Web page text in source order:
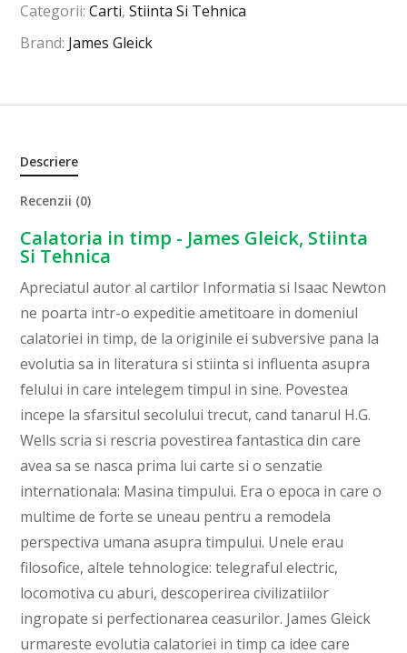
Categorii:Carti,Stiinta Si Tehnica
Brand: James Gleick
Descriere
Recenzii (0)
Calatoria in timp - James Gleick, Stiinta
Si Tehnica
Apreciatul autor al cartilor Informatia si Isaac Newton
ne poarta intr-o expeditie ametitoare in domeniul
calatoriei in timp, de la originile ei subversive pana la
evolutia sa in literatura si stiinta si influenta asupra
felului in care intelegem timpul in sine. Povestea
incepe la sfarsitul secolului trecut, cand tanarul H.G.
Wells scria si rescria povestirea fantastica din care
avea sa se nasca prima lui carte si o senzatie
internationala: Masina timpului. Era o epoca in care o
multime de forte se uneau pentru a remodela
perspectiva umana asupra timpului. Unele erau
filosofice, altele tehnologice: telegraful electric,
locomotiva cu aburi, descoperirea civilizatiilor
ingropate si perfectionarea ceasurilor. James Gleick
urmareste evolutia calatoriei in timp ca idee care